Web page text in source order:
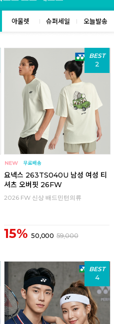
아울렛 슈퍼세일 오늘발송
BEST
2
요넥스 263TS040U 남성 여성 티
셔츠 오버핏 26FW
2026 FW 신상 배드민턴의류
15% 50,000 59,000
BEST
4